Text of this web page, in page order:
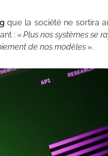
que la société ne sortira
: «Plus nos systèmes se
de nos modèles ».